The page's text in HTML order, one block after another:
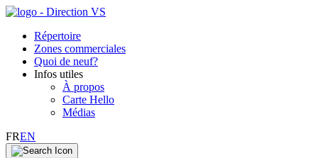
Répertoire
Zones commerciales
Quoi de neuf?
Infos utiles
À propos
Carte Hello
Médias
FREN